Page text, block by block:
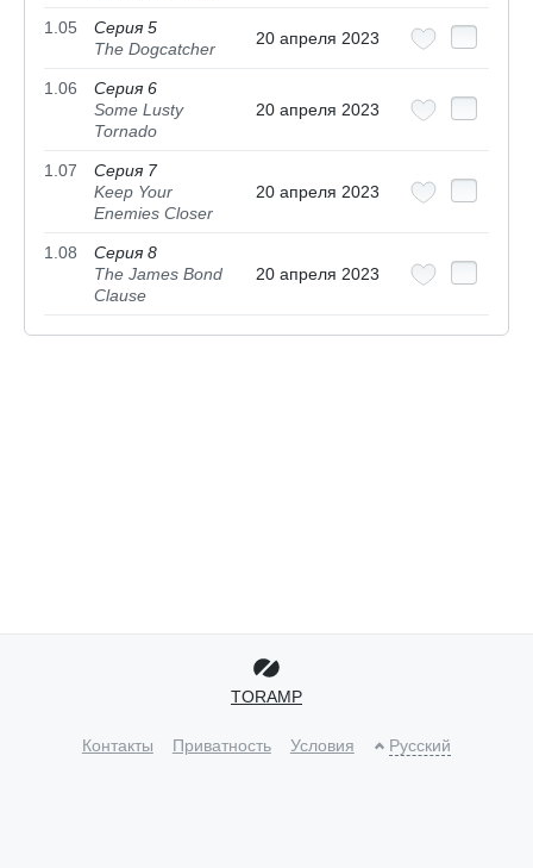
1.05
Серия 5
The Dogcatcher
20 апреля 2023
1.06
Серия 6
Some Lusty
Tornado
20 апреля 2023
1.07
Серия 7
Keep Your
Enemies Closer
20 апреля 2023
1.08
Серия 8
The James Bond
Clause
20 апреля 2023
TORAMP
Контакты Приватность Условия Русский